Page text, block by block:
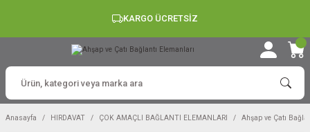
KARGO ÜCRETSİZ
Anasayfa HIRDAVAT ÇOK AMAÇLI BAĞLANTI ELEMANLARI Ahşap ve Çatı